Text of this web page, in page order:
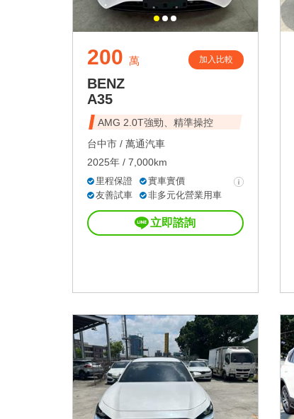
200 萬 加入比較
BENZ
A35
AMG 2.0T強勁、精準操控
台中市 / 萬通汽車
2025年 / 7,000km
里程保證
實車實價
友善試車
非多元化營業用車
立即諮詢